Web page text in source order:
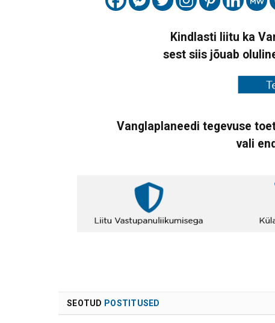
Kindlasti liitu ka
sest siis jõuab
Vanglaplaneedi tegevuse
vali
SEOTUD POSTITUSED